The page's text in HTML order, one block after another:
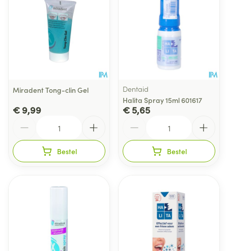
Miradent Tong-clin Gel
€ 9,99
Bestel
Dentaid
Halita Spray 15ml 601617
€ 5,65
Bestel